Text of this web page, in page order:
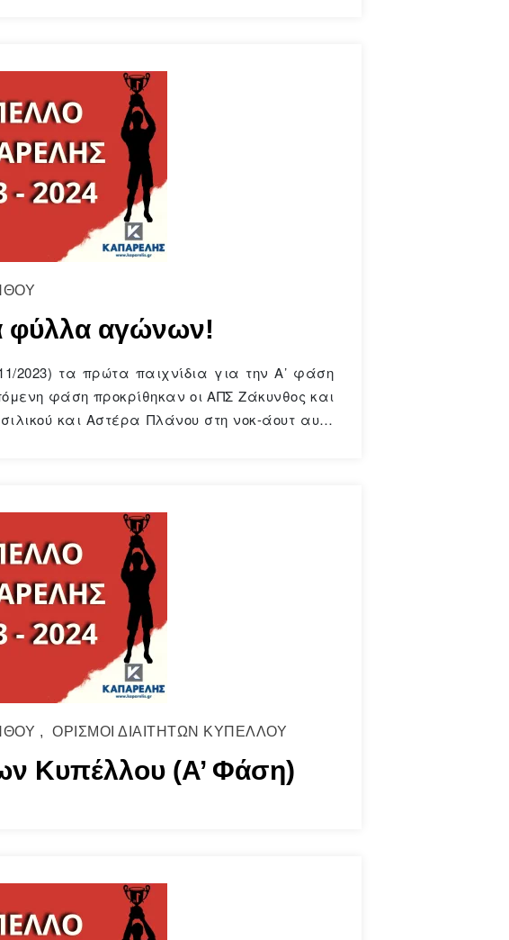
φύλλα αγώνων!
2023) τα πρώτα παιχνίδια για την Α’ φάση
φάση προκρίθηκαν οι ΑΠΣ Ζάκυνθος και
και Αστέρα Πλάνου στη νοκ-άουτ αυτή
, ΟΡΙΣΜΟΙ ΔΙΑΙΤΗΤΩΝ ΚΥΠΕΛΛΟΥ
Κυπέλλου (Α’ Φάση)